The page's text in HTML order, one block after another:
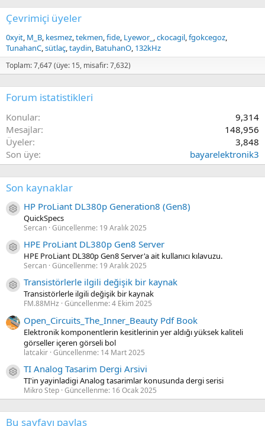
Çevrimiçi üyeler
0xyit M_B kesmez tekmen fide Lyewor_ ckocagil fgokcegoz
TunahanC sütlaç taydin BatuhanO 132kHz
Toplam: 7,647 (üye: 15, misafir: 7,632)
Forum istatistikleri
Konular
9,314
Mesajlar
148,956
Üyeler
3,848
Son üye
bayarelektronik3
Son kaynaklar
Kaynak ikon/amblem
HP ProLiant DL380p Generation8 (Gen8)
QuickSpecs
Sercan Güncellenme: 19 Aralık 2025
Kaynak ikon/amblem
HPE ProLiant DL380p Gen8 Server
HPE ProLiant DL380p Gen8 Server'a ait kullanıcı kılavuzu.
Sercan Güncellenme: 19 Aralık 2025
Kaynak ikon/amblem
Transistörlerle ilgili değişik bir kaynak
Transistörlerle ilgili değişik bir kaynak
FM.88MHz Güncellenme:4 Ekim 2025
Open_Circuits_The_Inner_Beauty Pdf Book
Elektronik komponentlerin kesitlerinin yer aldığı yüksek kaliteli
görseller içeren görseli bol
latcakir Güncellenme: 14 Mart 2025
Kaynak ikon/amblem
TI Analog Tasarim Dergi Arsivi
TI'in yayinladigi Analog tasarimlar konusunda dergi serisi
Mikro Step Güncellenme: 16 Ocak 2025
Bu sayfayı paylaş